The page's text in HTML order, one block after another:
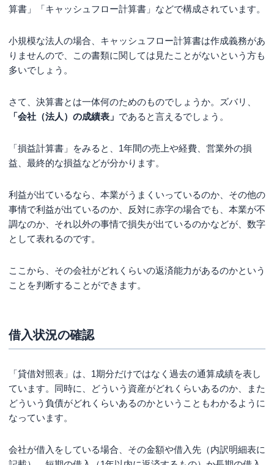
算書」「キャッシュフロー計算書」などで構成されています。
小規模な法人の場合、キャッシュフロー計算書は作成義務があ
りませんので、この書類に関しては見たことがないという方も
多いでしょう。
さて、決算書とは一体何のためのものでしょうか。ズバリ、
「会社（法人）の成績表」 であると言えるでしょう。
「損益計算書」をみると、1年間の売上や経費、営業外の損
益、最終的な損益などが分かります。
利益が出ているなら、本業がうまくいっているのか、その他の
事情で利益が出ているのか、反対に赤字の場合でも、本業が不
調なのか、それ以外の事情で損失が出ているのかなどが、数字
として表れるのです。
ここから、その会社がどれくらいの返済能力があるのかという
ことを判断することができます。
借入状況の確認
「貸借対照表」は、1期分だけではなく過去の通算成績を表し
ています。同時に、どういう資産がどれくらいあるのか、また
どういう負債がどれくらいあるのかということもわかるように
なっています。
会社が借入をしている場合、その金額や借入先（内訳明細表に